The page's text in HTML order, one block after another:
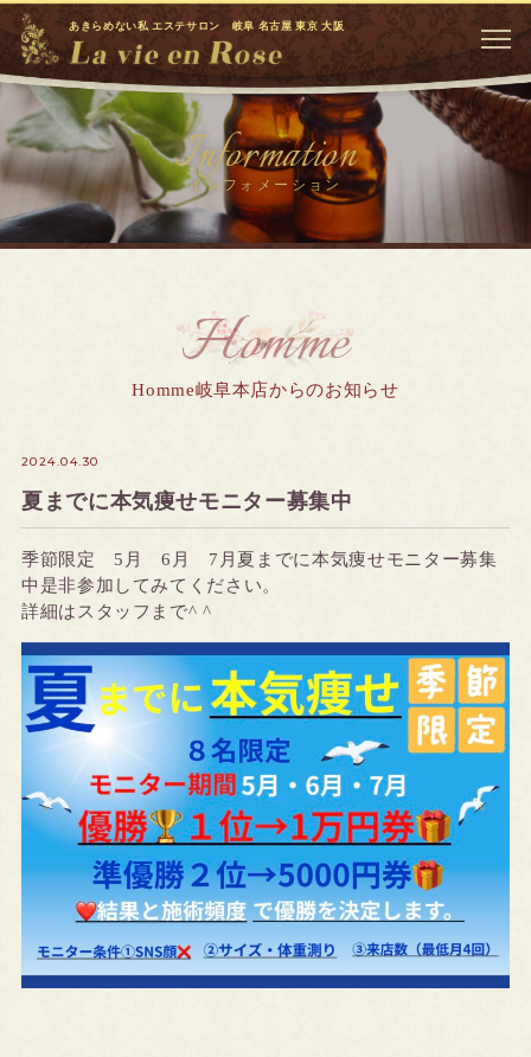
あきらめない私 エステサロン 岐阜 名古屋 東京 大阪
Information
インフォメーション
Homme
Homme岐阜本店からのお知らせ
2024.04.30
夏までに本気痩せモニター募集中
季節限定 5月 6月 7月 夏までに本気痩せモニター募集
中 是非参加してみてください。
詳細はスタッフまで^ ^